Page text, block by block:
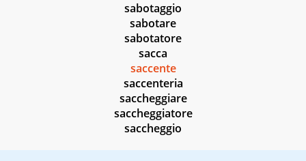
sabotaggio
sabotare
sabotatore
sacca
saccente
saccenteria
saccheggiare
saccheggiatore
saccheggio